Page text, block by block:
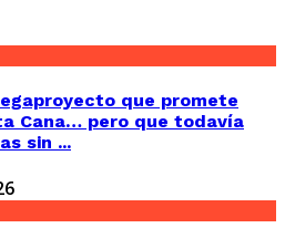
que promete
Cana… pero que todavía
sin ...